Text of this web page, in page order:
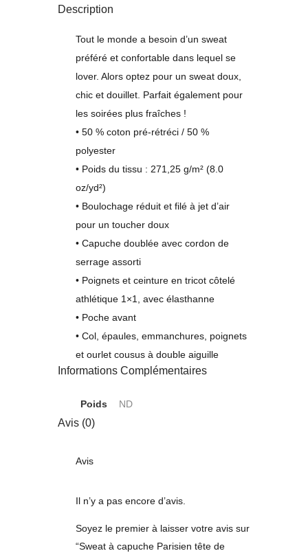
veau
quantity
Description
Tout le monde a besoin d’un sweat
préféré et confortable dans lequel se
lover. Alors optez pour un sweat doux,
chic et douillet. Parfait également pour
les soirées plus fraîches !
• 50 % coton pré-rétréci / 50 %
polyester
• Poids du tissu : 271,25 g/m² (8.0
oz/yd²)
• Boulochage réduit et filé à jet d’air
pour un toucher doux
• Capuche doublée avec cordon de
serrage assorti
• Poignets et ceinture en tricot côtelé
athlétique 1×1, avec élasthanne
• Poche avant
• Col, épaules, emmanchures, poignets
et ourlet cousus à double aiguille
Informations Complémentaires
Poids ND
Avis (0)
Avis
Il n’y a pas encore d’avis.
Soyez le premier à laisser votre avis sur
“Sweat à capuche Parisien tête de